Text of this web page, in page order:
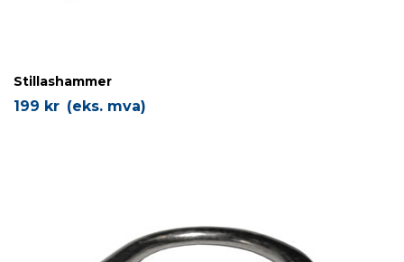
Stillashammer
199 kr (eks. mva)